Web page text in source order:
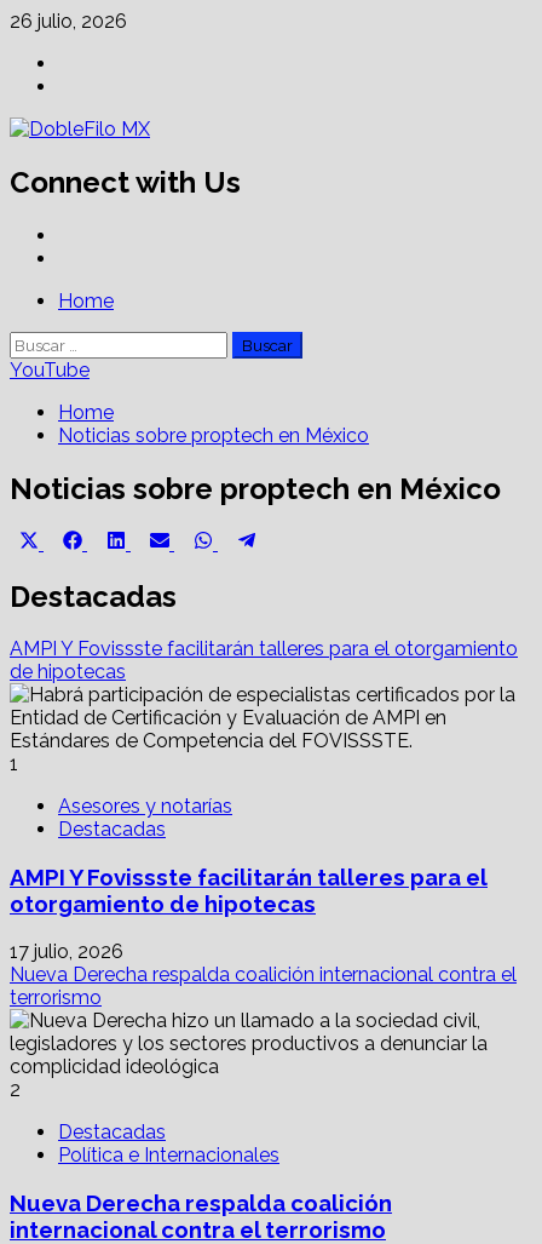
Skip
content
26 julio, 2026
Connect with Us
PrimaryHome
Buscar:
YouTube
Home
Noticias sobre proptech en México
Noticias sobre proptech en México
Share
Share
Facebook
Share
LinkedIn
Share
Email
Share
WhatsApp
Destacadas
AMPI Y Fovissste facilitarán talleres para el otorgamiento
de hipotecas
1
Asesores y notarías
Destacadas
AMPI Y Fovissste facilitarán talleres para el
otorgamiento de hipotecas
17 julio, 2026
Nueva Derecha respalda coalición internacional contra el
terrorismo
2
Destacadas
Política e Internacionales
Nueva Derecha respalda coalición
internacional contra el terrorismo